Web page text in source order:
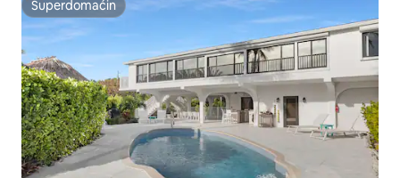
Superdomaćin
Superdomaćin